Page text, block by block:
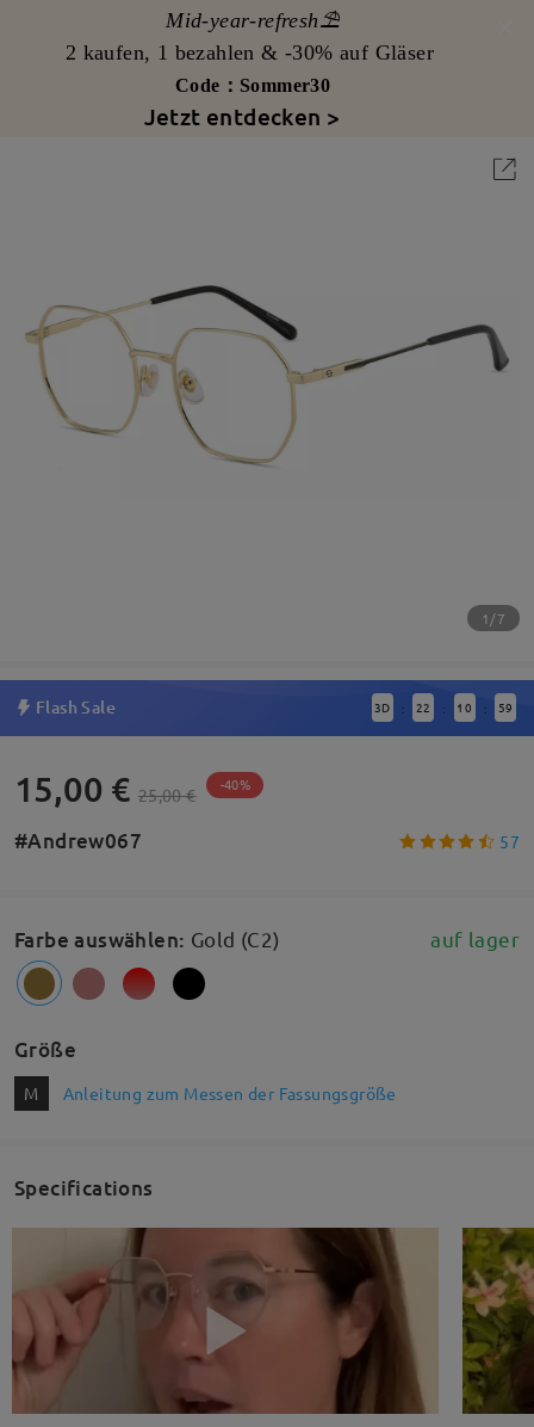
Mid-year-refresh⛱️
2 kaufen, 1 bezahlen & -30% auf Gläser
Code：Sommer30
Jetzt entdecken >
1/7
Flash Sale 3D : 22 : 10 : 59
15,00 € 25,00 € -40%
#Andrew067 57
Farbe auswählen: Gold (C2) auf lager
Größe
M Anleitung zum Messen der Fassungsgröße
Specifications